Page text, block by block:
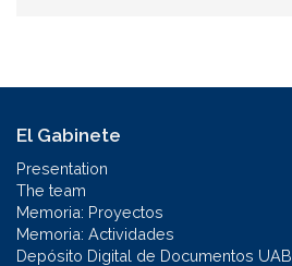
El Gabinete
Presentation
The team
Memoria: Proyectos
Memoria: Actividades
Depósito Digital de Documentos UAB